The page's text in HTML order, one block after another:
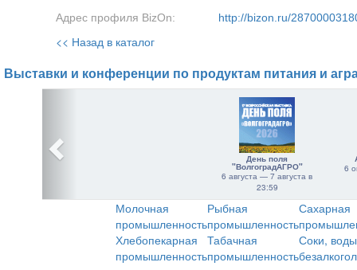
Адрес профиля BizOn: http://bizon.ru/
<< Назад в каталог
Выставки и конференции по продуктам питания и
День поля
"ВолгоградАГРО"
6 августа — 7 августа в
23:59
6
Молочная
промышленность
Рыбная
промышленность
Сахарная
Хлебопекарная
промышленность
Табачная
промышленность
Соки,